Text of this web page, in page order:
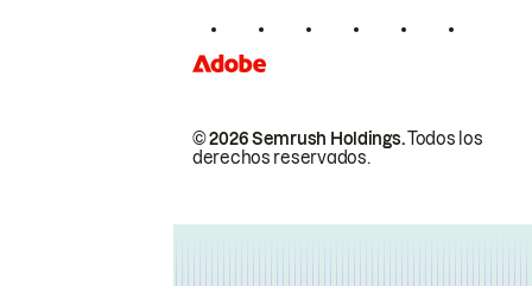
© 2026 Semrush Holdings.Todos los
derechos reservados.